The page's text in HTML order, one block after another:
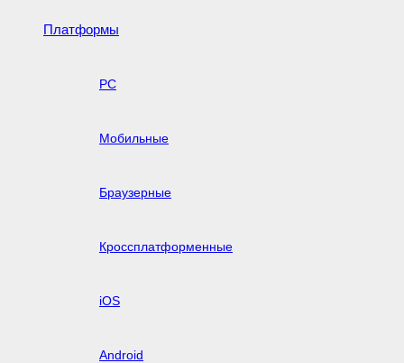
Платформы
PC
Мобильные
Браузерные
Кроссплатформенные
iOS
Android